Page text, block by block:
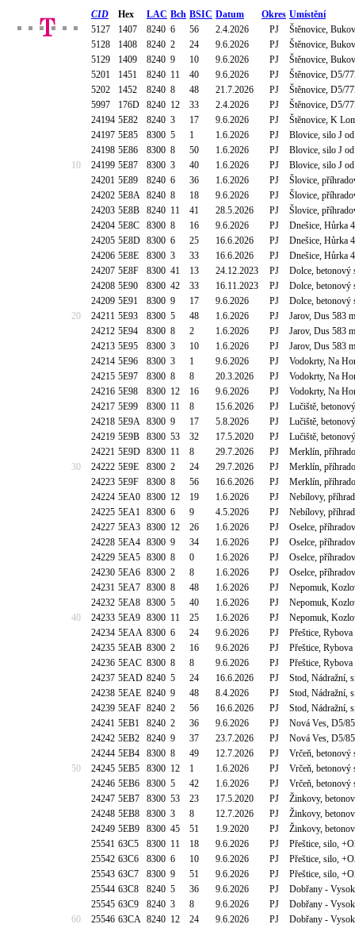
CID Hex LAC Bch BSIC Datum Okres Umístění
5127
1407 8240 6 56 2.4.2026 PJ
Štěnovice,
5128
1408 8240 2 24 9.6.2026 PJ
Štěnovice,
5129
1409 8240 9 10 9.6.2026 PJ
Štěnovice,
5201
1451 8240 11 40 9.6.2026 PJ
Štěnovice, D5/
5202
1452 8240 8 48 21.7.2026 PJ
Štěnovice, D5/
5997
176D 8240 12 33 2.4.2026 PJ
Štěnovice, D5/
24194 5E82 8240 3 17 9.6.2026 PJ
Štěnovice, K
24197 5E85 8300 5 1 1.6.2026 PJ
Blovice, silo J
24198 5E86 8300 8 50 1.6.2026 PJ
Blovice, silo J
10
24199 5E87 8300 3 40 1.6.2026 PJ
Blovice, silo J
24201 5E89 8240 6 36 1.6.2026 PJ
Šlovice,
24202 5E8A 8240 8 18 9.6.2026 PJ
Šlovice,
24203 5E8B 8240 11 41 28.5.2026 PJ
Šlovice,
24204 5E8C 8300 8 16 9.6.2026 PJ
Dnešice, Hůrka
24205 5E8D 8300 6 25 16.6.2026 PJ
Dnešice, Hůrka
24206 5E8E 8300 3 33 16.6.2026 PJ
Dnešice, Hůrka
24207 5E8F 8300 41 13 24.12.2023 PJ
Dolce, betonový
24208 5E90 8300 42 33 16.11.2023 PJ
Dolce, betonový
24209 5E91 8300 9 17 9.6.2026 PJ
Dolce, betonový
20
24211 5E93 8300 5 48 1.6.2026 PJ
Jarov, Dus 583
24212 5E94 8300 8 2 1.6.2026 PJ
Jarov, Dus 583
24213 5E95 8300 3 10 1.6.2026 PJ
Jarov, Dus 583
24214 5E96 8300 3 1 9.6.2026 PJ
Vodokrty, Na
24215 5E97 8300 8 8 20.3.2026 PJ
Vodokrty, Na
24216 5E98 8300 12 16 9.6.2026 PJ
Vodokrty, Na
24217 5E99 8300 11 8 15.6.2026 PJ
Lučiště,
24218 5E9A 8300 9 17 5.8.2026 PJ
Lučiště,
24219 5E9B 8300 53 32 17.5.2020 PJ
Lučiště,
24221 5E9D 8300 11 8 29.7.2026 PJ
Merklín,
30
24222 5E9E 8300 2 24 29.7.2026 PJ
Merklín,
24223 5E9F 8300 8 56 16.6.2026 PJ
Merklín,
24224 5EA0 8300 12 19 1.6.2026 PJ
Nebílovy,
24225 5EA1 8300 6 9 4.5.2026 PJ
Nebílovy,
24227 5EA3 8300 12 26 1.6.2026 PJ
Oselce,
24228 5EA4 8300 9 34 1.6.2026 PJ
Oselce,
24229 5EA5 8300 8 0 1.6.2026 PJ
Oselce,
24230 5EA6 8300 2 8 1.6.2026 PJ
Oselce,
24231 5EA7 8300 8 48 1.6.2026 PJ
Nepomuk,
24232 5EA8 8300 5 40 1.6.2026 PJ
Nepomuk,
40
24233 5EA9 8300 11 25 1.6.2026 PJ
Nepomuk,
24234 5EAA 8300 6 24 9.6.2026 PJ
Přeštice,
24235 5EAB 8300 2 16 9.6.2026 PJ
Přeštice,
24236 5EAC 8300 8 8 9.6.2026 PJ
Přeštice,
24237 5EAD 8240 5 24 16.6.2026 PJ
Stod, Nádražní,
24238 5EAE 8240 9 48 8.4.2026 PJ
Stod, Nádražní,
24239 5EAF 8240 2 56 16.6.2026 PJ
Stod, Nádražní,
24241 5EB1 8240 2 36 9.6.2026 PJ
Nová Ves, D5/
24242 5EB2 8240 9 37 23.7.2026 PJ
Nová Ves, D5/
24244 5EB4 8300 8 49 12.7.2026 PJ
Vrčeň,
50
24245 5EB5 8300 12 1 1.6.2026 PJ
Vrčeň,
24246 5EB6 8300 5 42 1.6.2026 PJ
Vrčeň,
24247 5EB7 8300 53 23 17.5.2020 PJ
Žinkovy,
24248 5EB8 8300 3 8 12.7.2026 PJ
Žinkovy,
24249 5EB9 8300 45 51 1.9.2020 PJ
Žinkovy,
25541 63C5 8300 11 18 9.6.2026 PJ
Přeštice, silo,
25542 63C6 8300 6 10 9.6.2026 PJ
Přeštice, silo,
25543 63C7 8300 9 51 9.6.2026 PJ
Přeštice, silo,
25544 63C8 8240 5 36 9.6.2026 PJ
Dobřany -
25545 63C9 8240 3 8 9.6.2026 PJ
Dobřany -
60
25546 63CA 8240 12 24 9.6.2026 PJ
Dobřany -